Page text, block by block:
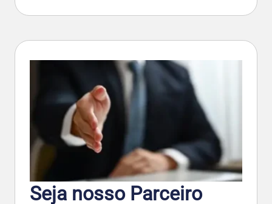
Seja nosso Parceiro